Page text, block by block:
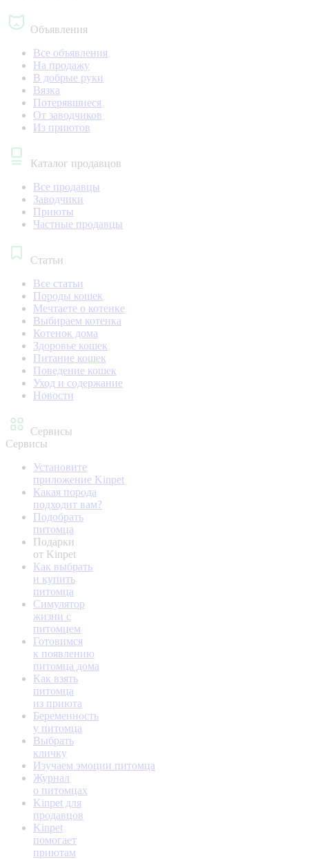
Объявления
Все объявления
На продажу
В добрые руки
Вязка
Потерявшиеся
От заводчиков
Из приютов
Каталог продавцов
Все продавцы
Заводчики
Приюты
Частные продавцы
Статьи
Все статьи
Породы кошек
Мечтаете о котенке
Выбираем котенка
Котенок дома
Здоровье кошек
Питание кошек
Поведение кошек
Уход и содержание
Новости
Сервисы
Сервисы
Установите
приложение Kinpet
Какая порода
подходит вам?
Подобрать
питомца
Подарки
от Kinpet
Как выбрать
и купить
питомца
Симулятор
жизни с
питомцем
Готовимся
к появлению
питомца дома
Как взять
питомца
из приюта
Беременность
у питомца
Выбрать
кличку
Изучаем эмоции питомца
Журнал
о питомцах
Kinpet для
продавцов
Kinpet
помогает
приютам